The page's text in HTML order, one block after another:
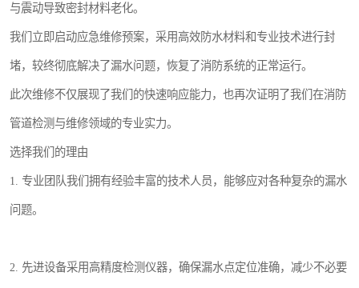
与震动导致密封材料老化。
我们立即启动应急维修预案，采用高效防水材料和专业技术进行封
堵，较终彻底解决了漏水问题，恢复了消防系统的正常运行。
此次维修不仅展现了我们的快速响应能力，也再次证明了我们在消防
管道检测与维修领域的专业实力。
选择我们的理由
1. 专业团队我们拥有经验丰富的技术人员，能够应对各种复杂的漏水
问题。
2. 先进设备采用高精度检测仪器，确保漏水点定位准确，减少不必要